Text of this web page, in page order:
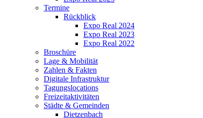
Termine
Rückblick
Expo Real 2024
Expo Real 2023
Expo Real 2022
Broschüre
Lage & Mobilität
Zahlen & Fakten
Digitale Infrastruktur
Tagungslocations
Freizeitaktivitäten
Städte & Gemeinden
Dietzenbach